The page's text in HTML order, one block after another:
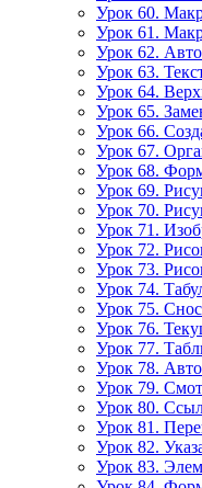
Урок 60.
Урок 61.
Урок 62.
Урок 63.
Урок 64.
Урок 65.
Урок 66.
Урок 67.
Урок 68.
Урок 69.
Урок 70.
Урок 71.
Урок 72.
Урок 73.
Урок 74.
Урок 75.
Урок 76.
Урок 77.
Урок 78.
Урок 79.
Урок 80.
Урок 81.
Урок 82.
Урок 83.